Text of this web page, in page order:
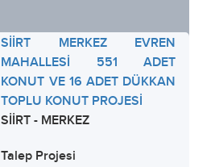
SİİRT MERKEZ EVREN
MAHALLESİ 551 ADET
KONUT VE 16 ADET DÜKKAN
TOPLU KONUT PROJESİ
SİİRT - MERKEZ
Talep Projesi